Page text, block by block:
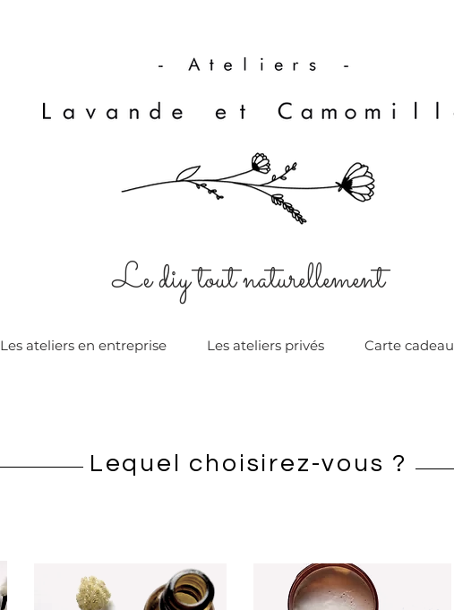
Le diy tout naturellement
Les ateliers en entreprise Les ateliers privés Carte cadeau
Lequel choisirez-vous ?